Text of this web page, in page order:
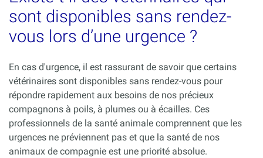
sont disponibles sans rendez-
vous lors d’une urgence ?
En cas d'urgence, il est rassurant de savoir que certains
vétérinaires sont disponibles sans rendez-vous pour
répondre rapidement aux besoins de nos précieux
compagnons à poils, à plumes ou à écailles. Ces
professionnels de la santé animale comprennent que les
urgences ne préviennent pas et que la santé de nos
animaux de compagnie est une priorité absolue.